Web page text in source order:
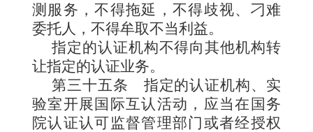
测服务，不得拖延，不得歧视、刁难
委托人，不得牟取不当利益。
指定的认证机构不得向其他机构转
让指定的认证业务。
第三十五条 指定的认证机构、实
验室开展国际互认活动，应当在国务
院认证认可监督管理部门或者经授权